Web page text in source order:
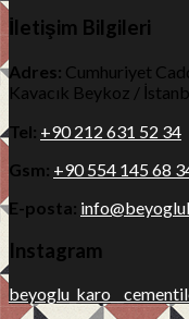
İletişim Bilgileri
Adres: Cumhuriyet
Kavacık Beykoz /
Tel: +90 212 631 52 34
Gsm: +90 554 145 68
E-posta:
Instagram